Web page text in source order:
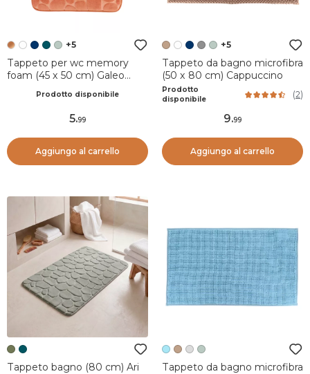
+5
Tappeto per wc memory
foam (45 x 50 cm) Galeo
Prodotto disponibile
5.99
Aggiungo al carrello
+5
Tappeto da bagno microfibra
(50 x 80 cm) Cappuccino
Prodotto
disponibile
(2)
9.99
Aggiungo al carrello
Tappeto bagno (80 cm) Ari
Tappeto da bagno microfibra